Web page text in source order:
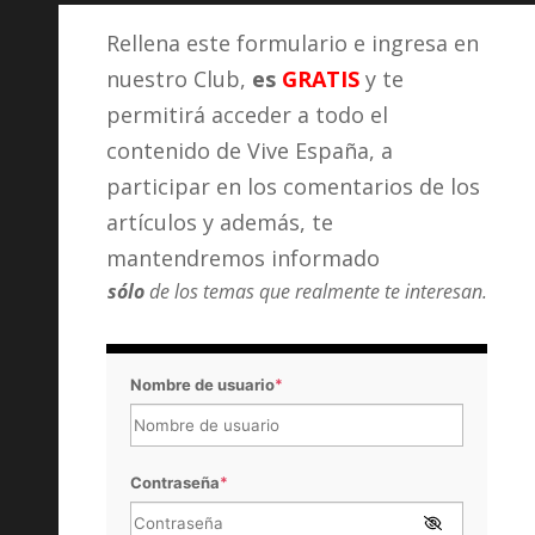
Rellena este formulario e ingresa en
nuestro Club, es GRATIS y te
permitirá acceder a todo el
contenido de Vive España, a
participar en los comentarios de los
artículos y además, te
mantendremos informado
sólode los temas que realmente te interesan.
Nombre de usuario*
Contraseña*